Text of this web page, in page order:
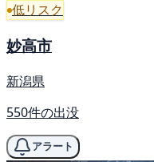
低リスク
妙高市
新潟県
550件の出没
アラート